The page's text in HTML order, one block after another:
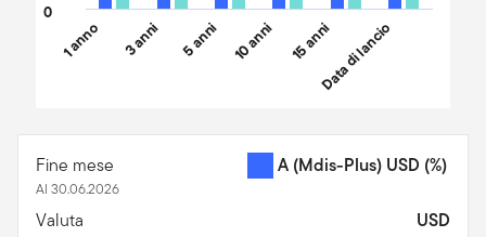
1 anno 3 anni 5 anni 10 anni 15 anniData di lancio
0
Fine mese
Al 30.06.2026
A (Mdis-Plus) USD (%)
Valuta
USD